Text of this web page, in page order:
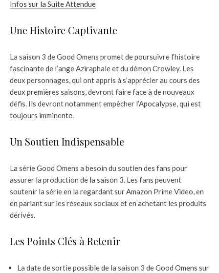
Infos sur la Suite Attendue
Une Histoire Captivante
La saison 3 de Good Omens promet de poursuivre l’histoire
fascinante de l’ange Aziraphale et du démon Crowley. Les
deux personnages, qui ont appris à s’apprécier au cours des
deux premières saisons, devront faire face à de nouveaux
défis. Ils devront notamment empêcher l’Apocalypse, qui est
toujours imminente.
Un Soutien Indispensable
La série Good Omens a besoin du soutien des fans pour
assurer la production de la saison 3. Les fans peuvent
soutenir la série en la regardant sur Amazon Prime Video, en
en parlant sur les réseaux sociaux et en achetant les produits
dérivés.
Les Points Clés à Retenir
La date de sortie possible de la saison 3 de Good Omens sur